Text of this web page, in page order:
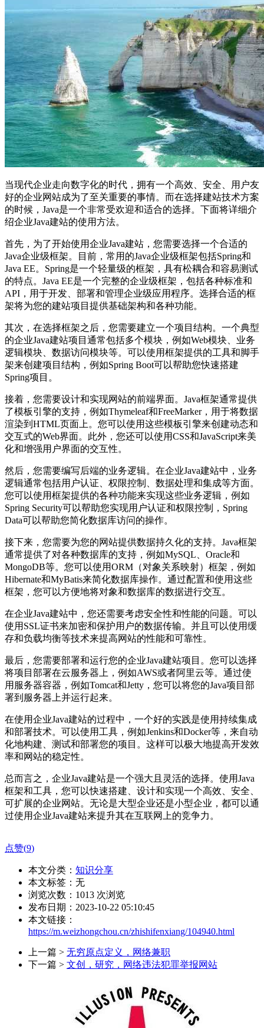
当现代企业走向数字化的时代，拥有一个高效、安全、用户友
好的企业网站成为了至关重要的事情。而在选择建站技术方案
的时候，Java是一个非常受欢迎和适合的选择。下面将详细介
绍企业Java建站的使用方法。
首先，为了开始使用企业Java建站，您需要选择一个合适的
Java企业级框架。目前，常用的Java企业级框架包括Spring和
Java EE。Spring是一个轻量级的框架，具有松耦合和容易测试
的特点。Java EE是一个完整的企业级框架，包括各种标准和
API，用于开发、部署和管理企业级应用程序。选择合适的框
架将为您的建站项目提供基础架构和各种功能。
其次，在选择框架之后，您需要建立一个项目结构。一个典型
的企业Java建站项目通常包括多个模块，例如Web模块、业务
逻辑模块、数据访问模块等。可以使用框架提供的工具和脚手
架来创建项目结构，例如Spring Boot可以帮助您快速搭建
Spring项目。
接着，您需要设计和实现网站的前端界面。Java框架通常提供
了模板引擎的支持，例如Thymeleaf和FreeMarker，用于将数据
渲染到HTML页面上。您可以使用这些模板引擎来创建动态和
交互式的Web界面。此外，您还可以使用CSS和JavaScript来美
化和增强用户界面的交互性。
然后，您需要编写后端的业务逻辑。在企业Java建站中，业务
逻辑通常包括用户认证、权限控制、数据处理和集成等方面。
您可以使用框架提供的各种功能来实现这些业务逻辑，例如
Spring Security可以帮助您实现用户认证和权限控制，Spring
Data可以帮助您简化数据库访问的操作。
接下来，您需要为您的网站提供数据持久化的支持。Java框架
通常提供了对各种数据库的支持，例如MySQL、Oracle和
MongoDB等。您可以使用ORM（对象关系映射）框架，例如
Hibernate和MyBatis来简化数据库操作。通过配置和使用这些
框架，您可以方便地将对象和数据库的数据进行交互。
在企业Java建站中，您还需要考虑安全性和性能的问题。可以
使用SSL证书来加密和保护用户的数据传输。并且可以使用缓
存和负载均衡等技术来提高网站的性能和可靠性。
最后，您需要部署和运行您的企业Java建站项目。您可以选择
将项目部署在云服务器上，例如AWS或者阿里云等。通过使
用服务器容器，例如Tomcat和Jetty，您可以将您的Java项目部
署到服务器上并运行起来。
在使用企业Java建站的过程中，一个好的实践是使用持续集成
和部署技术。可以使用工具，例如Jenkins和Docker等，来自动
化地构建、测试和部署您的项目。这样可以极大地提高开发效
率和网站的稳定性。
总而言之，企业Java建站是一个强大且灵活的选择。使用Java
框架和工具，您可以快速搭建、设计和实现一个高效、安全、
可扩展的企业网站。无论是大型企业还是小型企业，都可以通
过使用企业Java建站来提升其在互联网上的竞争力。
点赞(9)
本文分类： 知识分享
本文标签：无
浏览次数： 1013 次浏览
发布日期：2023-10-22 05:10:45
本文链接：
https://m.weizhongchou.cn/zhishifenxiang/104940.html
上一篇 > 无穷原点定义，网络兼职
下一篇 > 文创，研究，网络违法犯罪举报网站